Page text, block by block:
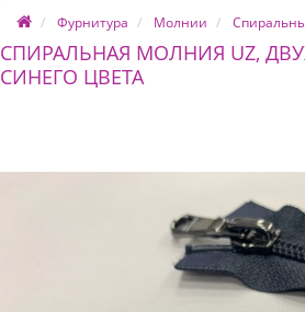
Фурнитура Молнии
СПИРАЛЬНАЯ МОЛНИЯ UZ,
СИНЕГО ЦВЕТА